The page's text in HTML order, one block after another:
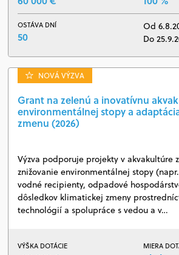
OSTÁVA DNÍ
50
Od
Do
NOVÁ VÝZVA
Grant na zelenú a inovatívnu
environmentálnej stopy a
zmenu (2026)
Výzva podporuje projekty v akvakultúre
znižovanie environmentálnej stopy
vodné recipienty, odpadové
dôsledkov klimatickej zmeny
technológií a spolupráce s vedou a v…
VÝŠKA DOTÁCIE MIERA